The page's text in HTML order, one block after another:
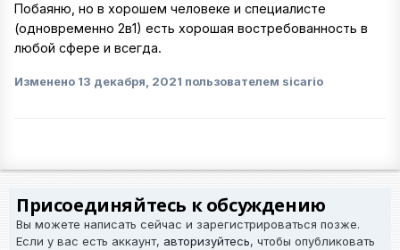
Побаяню, но в хорошем человеке и специалисте
(одновременно 2в1) есть хорошая востребованность в
любой сфере и всегда.
Изменено 13 декабря, 2021 пользователем sicario
Присоединяйтесь к обсуждению
Вы можете написать сейчас и зарегистрироваться позже.
Если у вас есть аккаунт, авторизуйтесь, чтобы опубликовать